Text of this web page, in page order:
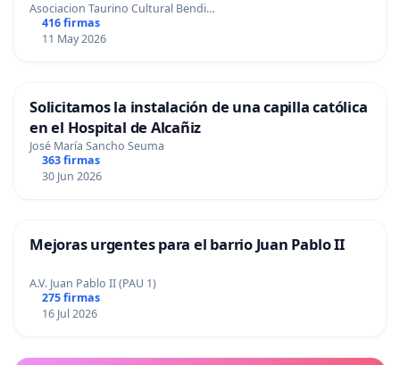
Asociacion Taurino Cultural Bendi…
416 firmas
11 May 2026
Solicitamos la instalación de una capilla católica
en el Hospital de Alcañiz
José María Sancho Seuma
363 firmas
30 Jun 2026
Mejoras urgentes para el barrio Juan Pablo II
A.V. Juan Pablo II (PAU 1)
275 firmas
16 Jul 2026